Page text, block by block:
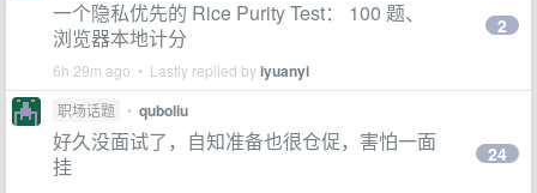
一个隐私优先的 Rice Purity Test： 100 题、
浏览器本地计分
6h 29m ago • Lastly replied byiyuanyi
2
职场话题 • quboliu
好久没面试了，自知准备也很仓促，害怕一面
挂
24